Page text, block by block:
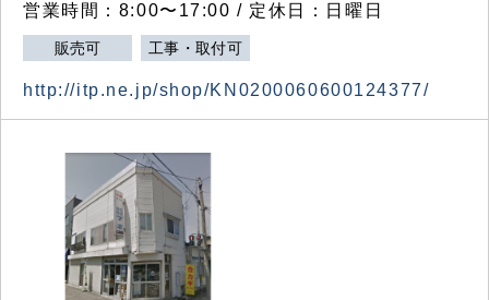
営業時間：8:00〜17:00 / 定休日：日曜日
販売可 工事・取付可
http://itp.ne.jp/shop/KN0200060600124377/